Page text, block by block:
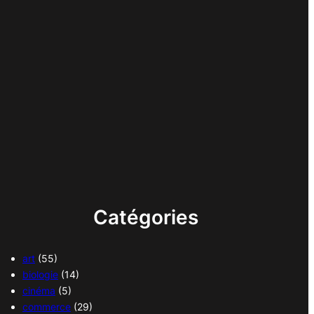
Catégories
art (55)
biologie (14)
cinéma (5)
commerce (29)